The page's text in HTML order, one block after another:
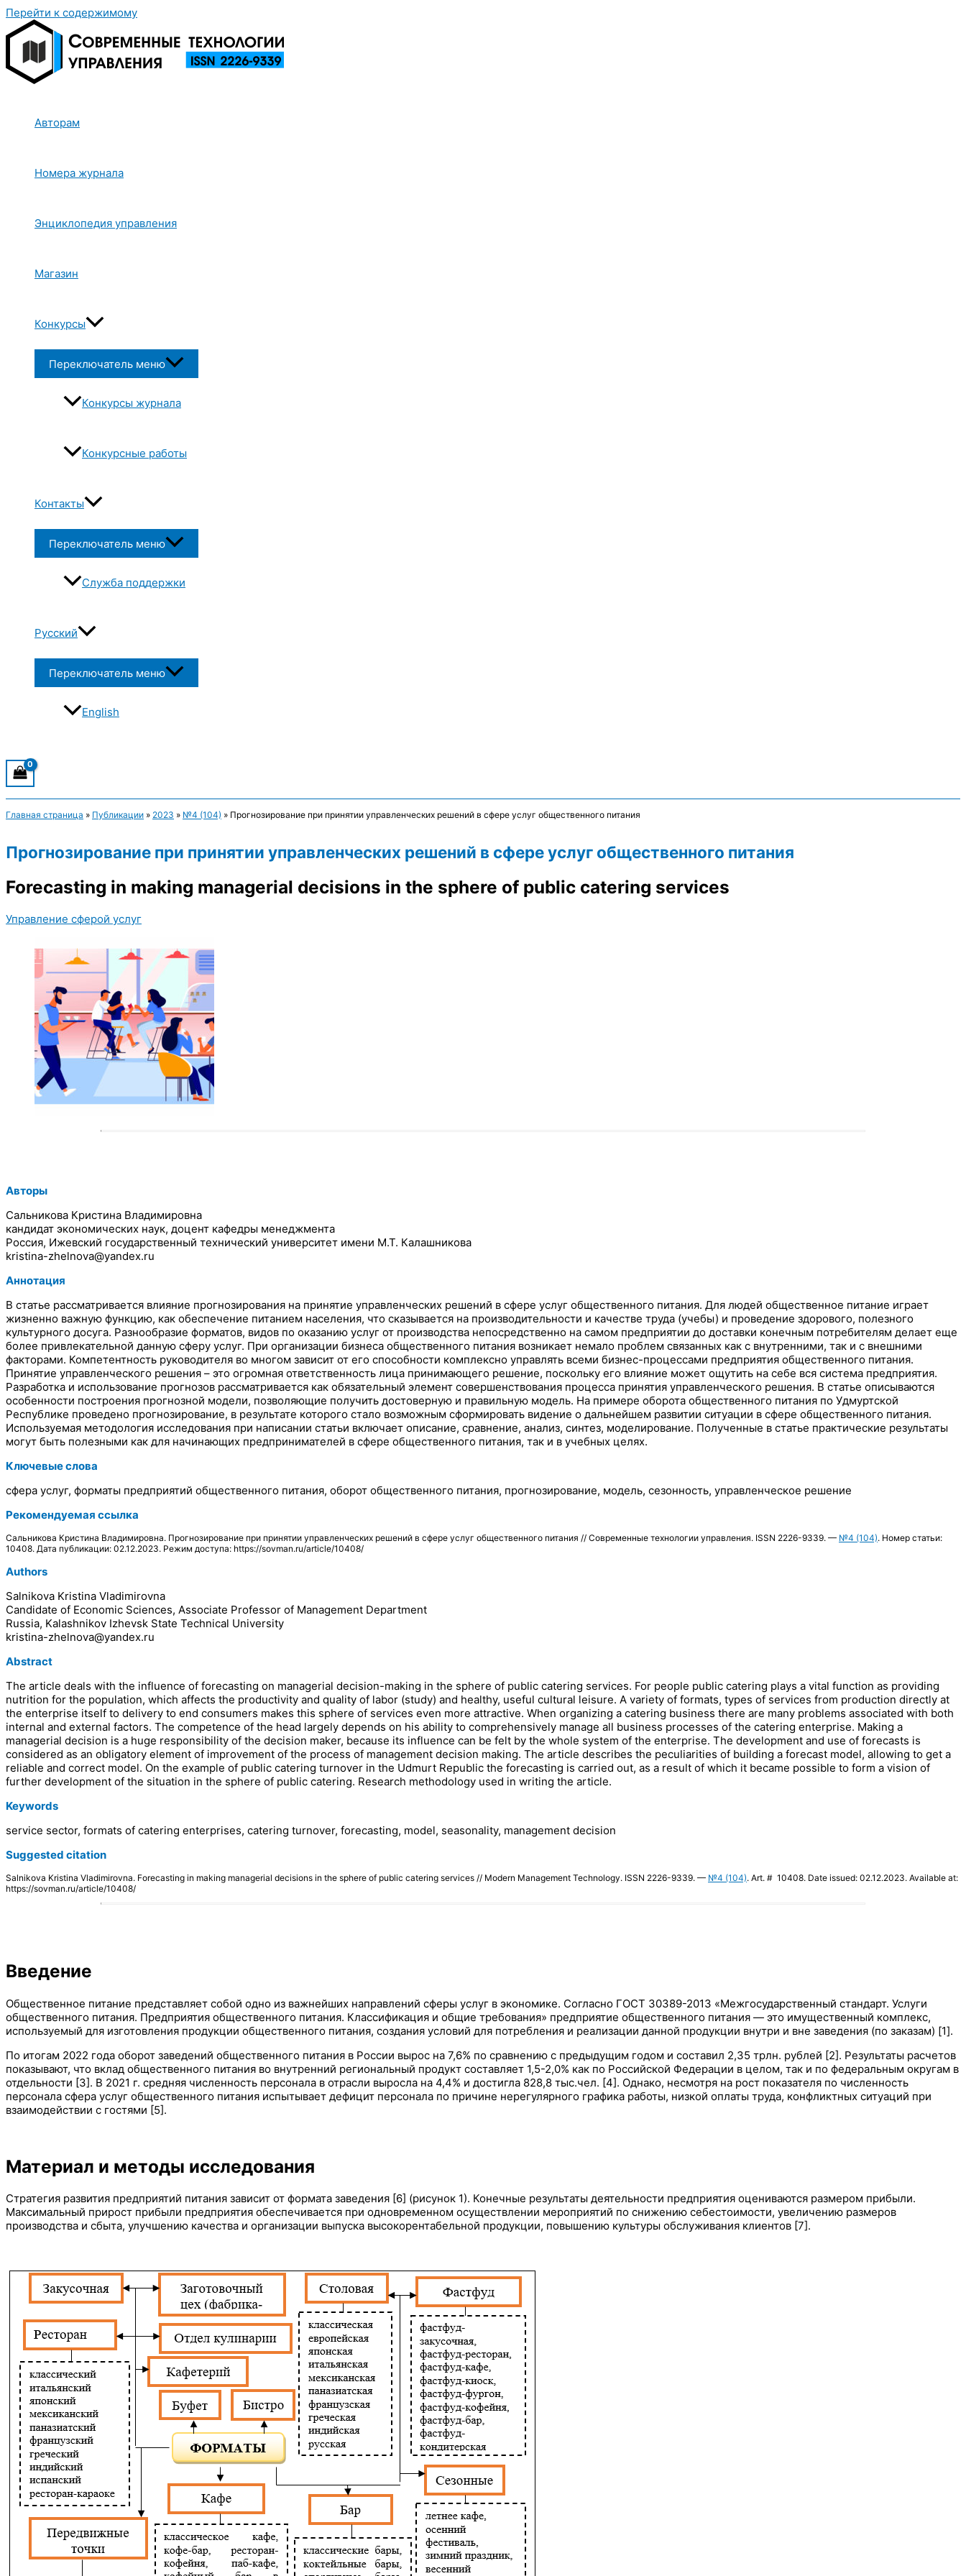
Перейти к содержимому
Авторам
Номера журнала
Энциклопедия управления
Магазин
Конкурсы
Переключатель меню
Конкурсы журнала
Конкурсные работы
Контакты
Переключатель меню
Служба поддержки
Русский
Переключатель меню
English
Главная страница » Публикации » 2023 » №4 (104) » Прогнозирование при принятии управленческих решений в сфере услуг общественного питания
Прогнозирование при принятии управленческих решений в сфере услуг общественного питания
Forecasting in making managerial decisions in the sphere of public catering services
Управление сферой услуг
Авторы
Сальникова Кристина Владимировна
кандидат экономических наук, доцент кафедры менеджмента
Россия, Ижевский государственный технический университет имени М.Т. Калашникова
kristina-zhelnova@yandex.ru
Аннотация
В статье рассматривается влияние прогнозирования на принятие управленческих решений в сфере услуг общественного питания. Для людей общественное питание играет
жизненно важную функцию, как обеспечение питанием населения, что сказывается на производительности и качестве труда (учебы) и проведение здорового, полезного
культурного досуга. Разнообразие форматов, видов по оказанию услуг от производства непосредственно на самом предприятии до доставки конечным потребителям делает еще
более привлекательной данную сферу услуг. При организации бизнеса общественного питания возникает немало проблем связанных как с внутренними, так и с внешними
факторами. Компетентность руководителя во многом зависит от его способности комплексно управлять всеми бизнес-процессами предприятия общественного питания.
Принятие управленческого решения – это огромная ответственность лица принимающего решение, поскольку его влияние может ощутить на себе вся система предприятия.
Разработка и использование прогнозов рассматривается как обязательный элемент совершенствования процесса принятия управленческого решения. В статье описываются
особенности построения прогнозной модели, позволяющие получить достоверную и правильную модель. На примере оборота общественного питания по Удмуртской
Республике проведено прогнозирование, в результате которого стало возможным сформировать видение о дальнейшем развитии ситуации в сфере общественного питания.
Используемая методология исследования при написании статьи включает описание, сравнение, анализ, синтез, моделирование. Полученные в статье практические результаты
могут быть полезными как для начинающих предпринимателей в сфере общественного питания, так и в учебных целях.
Ключевые слова
сфера услуг, форматы предприятий общественного питания, оборот общественного питания, прогнозирование, модель, сезонность, управленческое решение
Рекомендуемая ссылка
Сальникова Кристина Владимировна. Прогнозирование при принятии управленческих решений в сфере услуг общественного питания // Современные технологии управления. ISSN 2226-9339. — №4 (104). Номер статьи:
10408. Дата публикации: 02.12.2023. Режим доступа: https://sovman.ru/article/10408/
Authors
Salnikova Kristina Vladimirovna
Candidate of Economic Sciences, Associate Professor of Management Department
Russia, Kalashnikov Izhevsk State Technical University
kristina-zhelnova@yandex.ru
Abstract
The article deals with the influence of forecasting on managerial decision-making in the sphere of public catering services. For people public catering plays a vital function as providing
nutrition for the population, which affects the productivity and quality of labor (study) and healthy, useful cultural leisure. A variety of formats, types of services from production directly at
the enterprise itself to delivery to end consumers makes this sphere of services even more attractive. When organizing a catering business there are many problems associated with both
internal and external factors. The competence of the head largely depends on his ability to comprehensively manage all business processes of the catering enterprise. Making a
managerial decision is a huge responsibility of the decision maker, because its influence can be felt by the whole system of the enterprise. The development and use of forecasts is
considered as an obligatory element of improvement of the process of management decision making. The article describes the peculiarities of building a forecast model, allowing to get a
reliable and correct model. On the example of public catering turnover in the Udmurt Republic the forecasting is carried out, as a result of which it became possible to form a vision of
further development of the situation in the sphere of public catering. Research methodology used in writing the article.
Keywords
service sector, formats of catering enterprises, catering turnover, forecasting, model, seasonality, management decision
Suggested citation
Salnikova Kristina Vladimirovna. Forecasting in making managerial decisions in the sphere of public catering services // Modern Management Technology. ISSN 2226-9339. — №4 (104). Art. # 10408. Date issued: 02.12.2023. Available at:
https://sovman.ru/article/10408/
Введение
Общественное питание представляет собой одно из важнейших направлений сферы услуг в экономике. Согласно ГОСТ 30389-2013 «Межгосударственный стандарт. Услуги
общественного питания. Предприятия общественного питания. Классификация и общие требования» предприятие общественного питания — это имущественный комплекс,
используемый для изготовления продукции общественного питания, создания условий для потребления и реализации данной продукции внутри и вне заведения (по заказам) [1].
По итогам 2022 года оборот заведений общественного питания в России вырос на 7,6% по сравнению с предыдущим годом и составил 2,35 трлн. рублей [2]. Результаты расчетов
показывают, что вклад общественного питания во внутренний региональный продукт составляет 1,5-2,0% как по Российской Федерации в целом, так и по федеральным округам в
отдельности [3]. В 2021 г. средняя численность персонала в отрасли выросла на 4,4% и достигла 828,8 тыс.чел. [4]. Однако, несмотря на рост показателя по численность
персонала сфера услуг общественного питания испытывает дефицит персонала по причине нерегулярного графика работы, низкой оплаты труда, конфликтных ситуаций при
взаимодействии с гостями [5].
Материал и методы исследования
Стратегия развития предприятий питания зависит от формата заведения [6] (рисунок 1). Конечные результаты деятельности предприятия оцениваются размером прибыли.
Максимальный прирост прибыли предприятия обеспечивается при одновременном осуществлении мероприятий по снижению себестоимости, увеличению размеров
производства и сбыта, улучшению качества и организации выпуска высокорентабельной продукции, повышению культуры обслуживания клиентов [7].